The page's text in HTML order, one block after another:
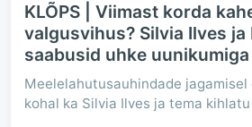
KLÕPS | Viimast korda
valgusvihus? Silvia Ilves ja
saabusid uhke uunikumiga
Meelelahutusauhindade
kohal ka Silvia Ilves ja tema